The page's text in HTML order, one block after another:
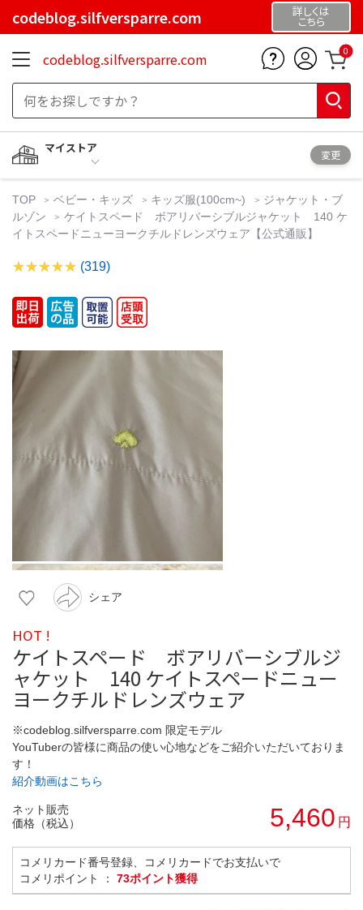
codeblog.silfversparre.com 詳しくは
こちら
codeblog.silfversparre.com 0
マイストア
変更
TOP ベビー・キッズ キッズ服(100cm~)
ジャケット・ブ
ルゾン
ケイトスペード ボアリバーシブルジャケット 140 ケ
イトスペードニューヨークチルドレンズウェア【公式通販】
(319)
シェア
HOT !
ケイトスペード ボアリバーシブルジ
ャケット 140 ケイトスペードニュー
ヨークチルドレンズウェア
※codeblog.silfversparre.com 限定モデル
YouTuberの皆様に商品の使い心地などをご紹介いただいておりま
す！
紹介動画はこちら
ネット販売
価格（税込）
5,460 円
コメリカード番号登録、コメリカードでお支払いで
コメリポイント ： 73ポイント獲得